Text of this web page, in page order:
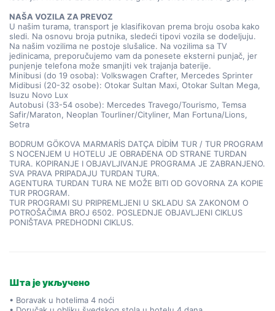
NAŠA VOZILA ZA PREVOZ
U našim turama, transport je klasifikovan prema broju osoba kako
sledi. Na osnovu broja putnika, sledeći tipovi vozila se dodeljuju.
Na našim vozilima ne postoje slušalice. Na vozilima sa TV
jedinicama, preporučujemo vam da ponesete eksterni punjač, jer
punjenje telefona može smanjiti vek trajanja baterije.
Minibusi (do 19 osoba): Volkswagen Crafter, Mercedes Sprinter
Midibusi (20-32 osobe): Otokar Sultan Maxi, Otokar Sultan Mega,
Isuzu Novo Lux
Autobusi (33-54 osobe): Mercedes Travego/Tourismo, Temsa
Safir/Maraton, Neoplan Tourliner/Cityliner, Man Fortuna/Lions,
Setra
BODRUM GÖKOVA MARMARİS DATÇA DİDİM TUR / TUR PROGRAM
S NOCENJEM U HOTELU JE OBRAĐENA OD STRANE TURDAN
TURA. KOPIRANJE I OBJAVLJIVANJE PROGRAMA JE ZABRANJENO.
SVA PRAVA PRIPADAJU TURDAN TURA.
AGENTURA TURDAN TURA NE MOŽE BITI OD GOVORNA ZA KOPIE
TUR PROGRAM.
TUR PROGRAMI SU PRIPREMLJENI U SKLADU SA ZAKONOM O
POTROŠAČIMA BROJ 6502. POSLEDNJE OBJAVLJENI CIKLUS
PONIŠTAVA PREDHODNI CIKLUS.
Шта је укључено
• Boravak u hotelima 4 noći